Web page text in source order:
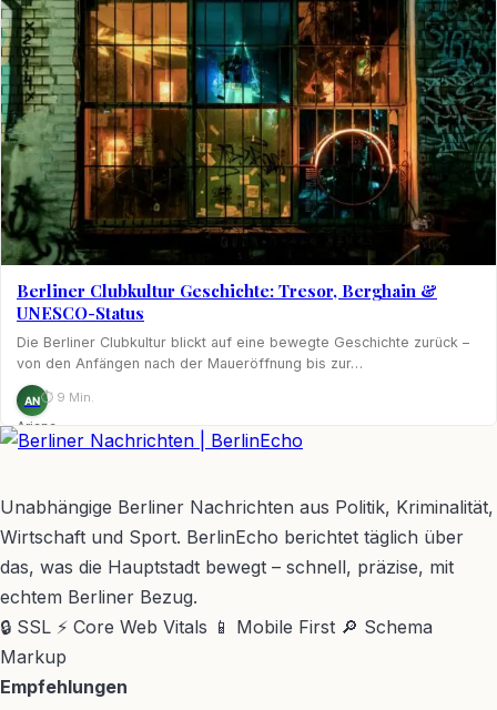
Berliner Clubkultur Geschichte: Tresor, Berghain &
UNESCO-Status
Die Berliner Clubkultur blickt auf eine bewegte Geschichte zurück –
von den Anfängen nach der Maueröffnung bis zur…
AN
Ariane
Nagel
⏱ 9 Min.
Unabhängige Berliner Nachrichten aus Politik, Kriminalität,
Wirtschaft und Sport. BerlinEcho berichtet täglich über
das, was die Hauptstadt bewegt – schnell, präzise, mit
echtem Berliner Bezug.
🔒 SSL ⚡ Core Web Vitals 📱 Mobile First 🔎 Schema
Markup
Empfehlungen